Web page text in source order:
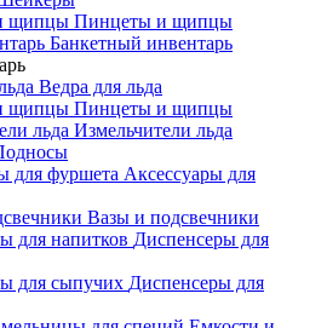
Пинцеты и щипцы
Банкетный инвентарь
Ведра для льда
Пинцеты и щипцы
Измельчители льда
Аксессуары для
Вазы и подсвечники
Диспенсеры для
Диспенсеры для